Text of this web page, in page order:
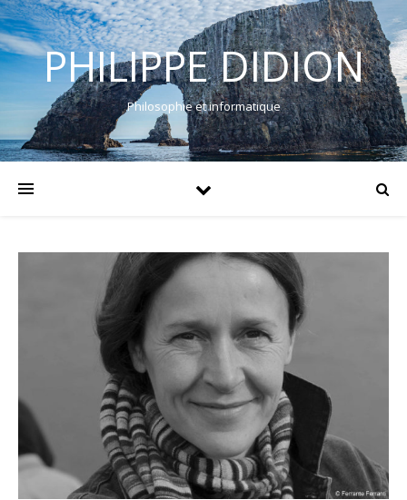
PHILIPPE DIDION
Philosophie et informatique